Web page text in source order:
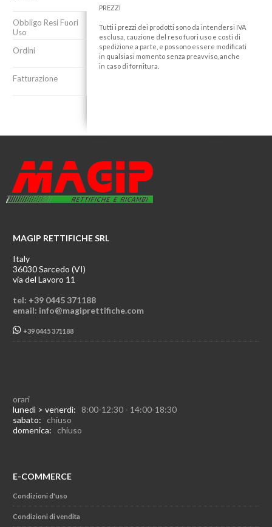
Obbligo Resi Fuori
Uso
Ordini
Fatturazione
PREZZI
Tutti i prezzi dei prodotti sono da intendersi IVA
esclusa, cauzione del reso fuori uso e costi di
spedizione a parte, e possono essere modificati
in qualsiasi momento senza preavviso, anche
in caso di fornitura.
MAGIP RETTIFICHE SRL
Italy
36030 Sarcedo (VI)
via del Lavoro 11
tel: +39 0445 371188
email: info@magiprettifiche.com
+39 0445 371188
orari
lunedì > venerdì: 8:00-12:30 - 14:00-18:30
sabato: chiuso
domenica: chiuso
E-COMMERCE
Condizioni d'uso
Condizioni di vendita